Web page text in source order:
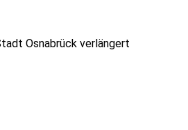
Osnabrück verlängert